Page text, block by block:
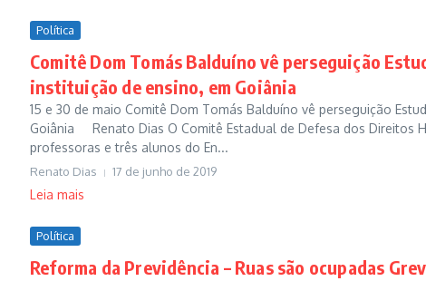
Política
Comitê Dom Tomás Balduíno vê perseguição
instituição de ensino, em Goiânia
15 e 30 de maio Comitê Dom Tomás Balduíno vê perseguição
Goiânia Renato Dias O Comitê Estadual de Defesa dos Direitos
professoras e três alunos do En...
Renato Dias 17 de junho de 2019
Leia mais
Política
Reforma da Previdência – Ruas são ocupadas